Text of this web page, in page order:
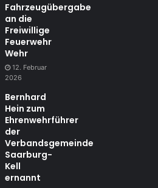
Fahrzeugübergabe
an die
Freiwillige
Feuerwehr
Wehr
12. Februar
2026
Bernhard
Hein zum
Ehrenwehrführer
der
Verbandsgemeinde
Saarburg-
Kell
ernannt